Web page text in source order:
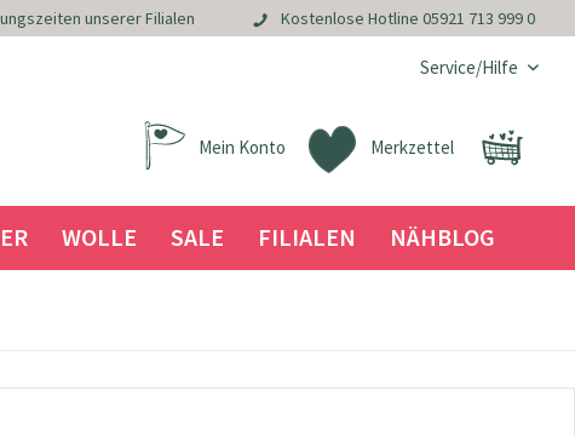
unserer Filialen Kostenlose Hotline 05921 713 999 0
Service/Hilfe
Merkzettel
Mein Konto
WOLLE SALE FILIALEN NÄHBLOG